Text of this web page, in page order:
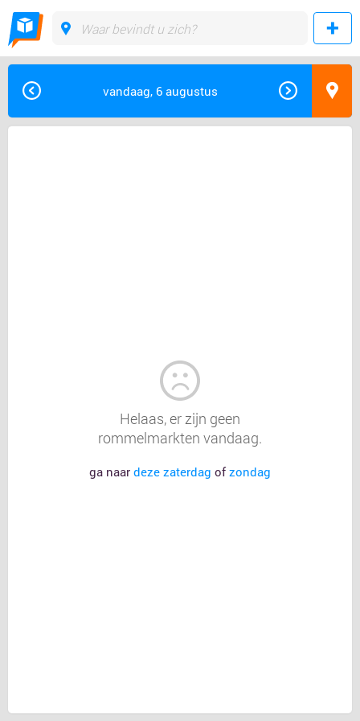
vandaag, 6 augustus
Helaas, er zijn geen
rommelmarkten vandaag.
ga naar deze zaterdag ofzondag